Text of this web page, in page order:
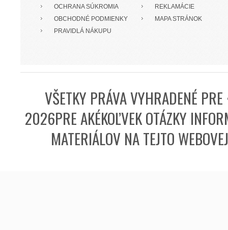
OCHRANA SÚKROMIA
OBCHODNÉ PODMIENKY
PRAVIDLÁ NÁKUPU
REKLAMÁCIE
MAPA STRÁNOK
VŠETKY PRÁVA VYHRADENÉ
2026PRE AKÉKOĽVEK OTÁZKY
MATERIÁLOV NA TEJTO